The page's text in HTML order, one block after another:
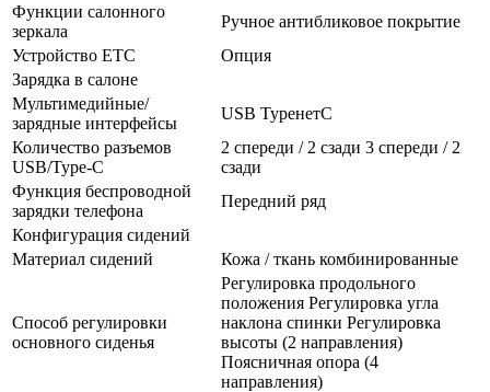
Функции салонного
зеркала
Ручное антибликовое покрытие
Устройство ETC
Опция
Зарядка в салоне
Мультимедийные/
зарядные интерфейсы
USB TypeнетC
Количество разъемов
USB/Type-C
2 спереди / 2 сзади 3 спереди / 2
сзади
Функция беспроводной
зарядки телефона
Передний ряд
Конфигурация сидений
Материал сидений
Кожа / ткань комбинированные
Способ регулировки
основного сиденья
Регулировка продольного
положения Регулировка угла
наклона спинки Регулировка
высоты (2 направления)
Поясничная опора (4
направления)